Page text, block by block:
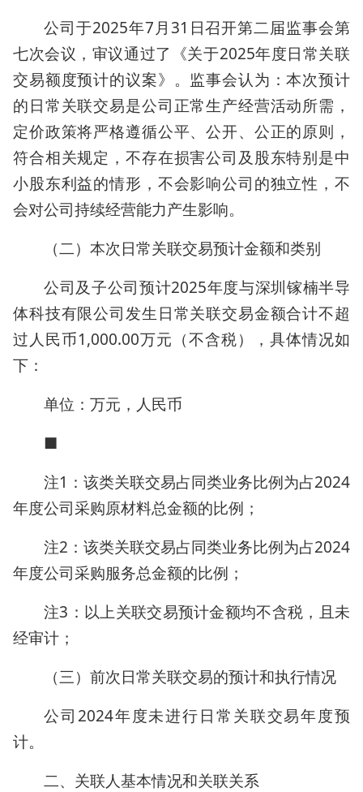
公司于2025年7月31日召开第二届监事会第
七次会议，审议通过了《关于2025年度日常关联
交易额度预计的议案》。监事会认为：本次预计
的日常关联交易是公司正常生产经营活动所需，
定价政策将严格遵循公平、公开、公正的原则，
符合相关规定，不存在损害公司及股东特别是中
小股东利益的情形，不会影响公司的独立性，不
会对公司持续经营能力产生影响。
（二）本次日常关联交易预计金额和类别
公司及子公司预计2025年度与深圳镓楠半导
体科技有限公司发生日常关联交易金额合计不超
过人民币1,000.00万元（不含税），具体情况如
下：
单位：万元，人民币
■
注1：该类关联交易占同类业务比例为占2024
年度公司采购原材料总金额的比例；
注2：该类关联交易占同类业务比例为占2024
年度公司采购服务总金额的比例；
注3：以上关联交易预计金额均不含税，且未
经审计；
（三）前次日常关联交易的预计和执行情况
公司2024年度未进行日常关联交易年度预
计。
二、关联人基本情况和关联关系